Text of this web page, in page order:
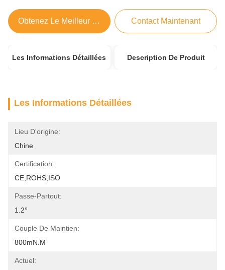
Obtenez Le Meilleur Prix Contact Maintenant
Les Informations Détaillées Description De Produit
Les Informations Détaillées
Lieu D'origine:
Chine
Certification:
CE,ROHS,ISO
Passe-Partout:
1.2°
Couple De Maintien:
800mN.m
Actuel: